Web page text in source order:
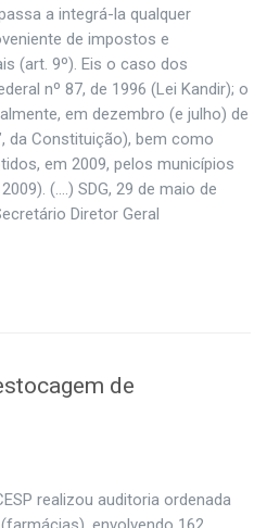
a integrá-la qualquer
de impostos e
(art. 9º). Eis o caso dos
nº 87, de 1996 (Lei Kandir); o
em dezembro (e julho) de
da Constituição), bem como
em 2009, pelos municípios
(….) SDG, 29 de maio de
Diretor Geral
de
realizou auditoria ordenada